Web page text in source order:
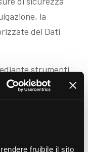
fruibile il sito
la
dei Dati
strumenti
organizzative